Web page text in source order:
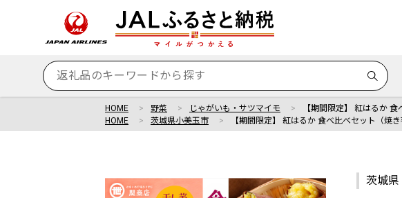
HOME 野菜 じゃがいも・サツマイモ 【期間限定】 紅はるか
HOME
茨城県小美玉市 【期間限定】 紅はるか 食べ比べセット（焼
茨城県